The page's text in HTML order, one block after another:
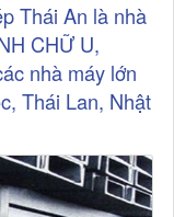
Thái An là nhà
CHỮ U,
nhà máy lớn
Thái Lan, Nhật